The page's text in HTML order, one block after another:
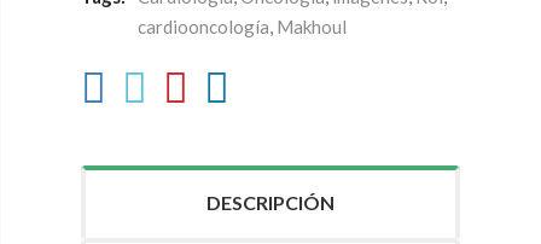
cardiooncología, Makhoul
DESCRIPCIÓN